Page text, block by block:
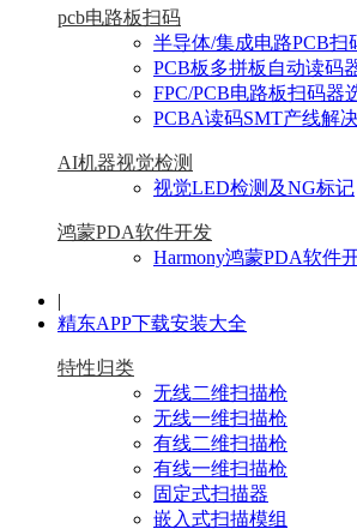
pcb电路板扫码
半导体/集成电路PCB扫
PCB板多拼板自动读码
FPC/PCB电路板扫码器
PCBA读码SMT产线解
AI机器视觉检测
视觉LED检测及NG标记
鸿蒙PDA软件开发
Harmony鸿蒙PDA软件
|
精东APP下载安装大全
特性归类
无线二维扫描枪
无线一维扫描枪
有线二维扫描枪
有线一维扫描枪
固定式扫描器
嵌入式扫描模组